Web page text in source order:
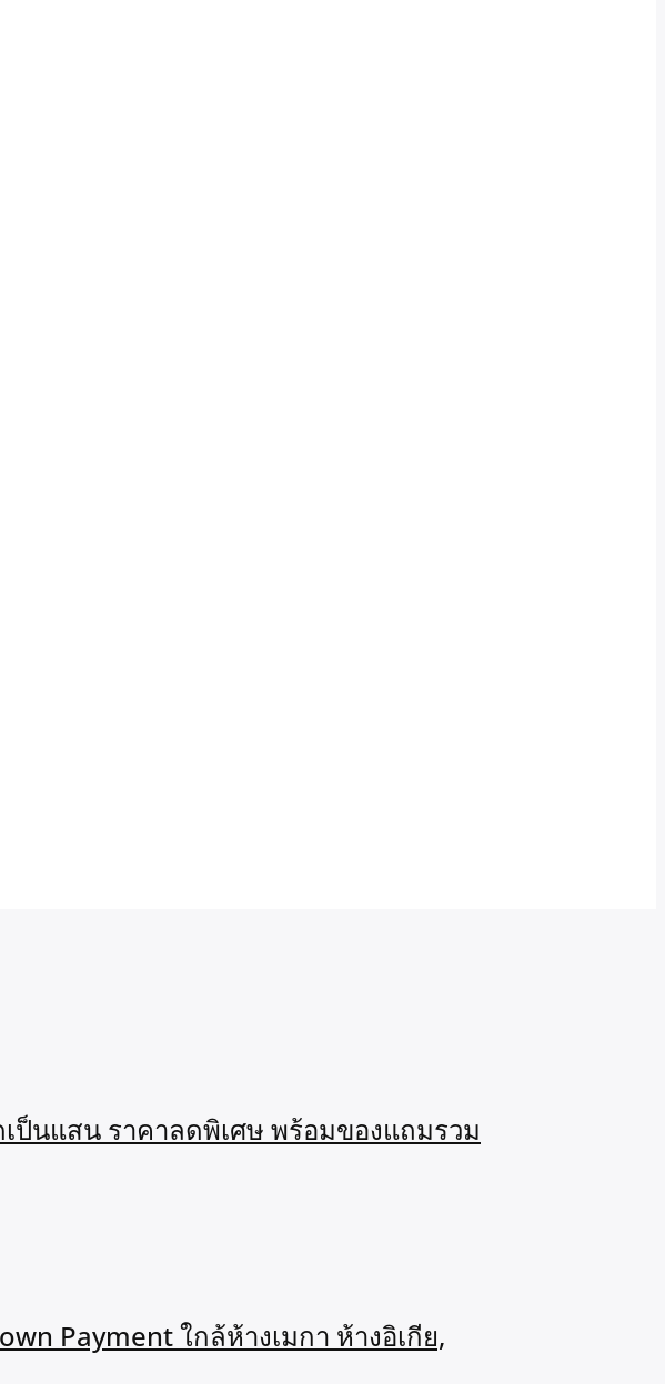
ป็นแสน ราคาลดพิเศษ พร้อมของแถมรวม
Payment ใกล้ห้างเมกา ห้างอิเกีย,